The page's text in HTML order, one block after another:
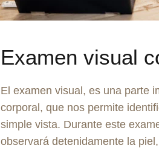
Examen visual
El examen visual, es una parte
corporal, que nos permite
simple vista. Durante este
observará detenidamente la